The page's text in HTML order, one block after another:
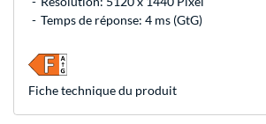
Temps de réponse: 4 ms (GtG)
Fiche technique du produit